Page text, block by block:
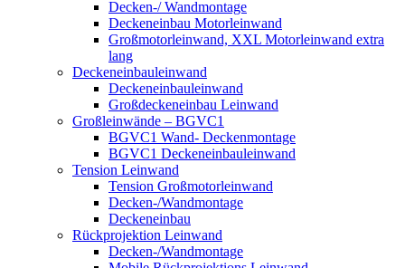
Decken-/ Wandmontage
Deckeneinbau Motorleinwand
Großmotorleinwand, XXL Motorleinwand extra
lang
Deckeneinbauleinwand
Deckeneinbauleinwand
Großdeckeneinbau Leinwand
Großleinwände – BGVC1
BGVC1 Wand- Deckenmontage
BGVC1 Deckeneinbauleinwand
Tension Leinwand
Tension Großmotorleinwand
Decken-/Wandmontage
Deckeneinbau
Rückprojektion Leinwand
Decken-/Wandmontage